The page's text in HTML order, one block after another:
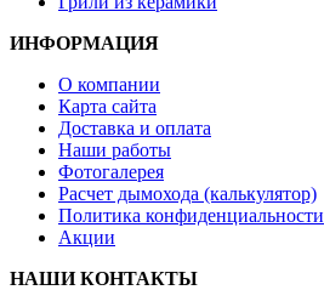
ИНФОРМАЦИЯ
О компании
Карта сайта
Доставка и оплата
Наши работы
Фотогалерея
Расчет дымохода (калькулятор)
Политика конфиденциальности
Акции
НАШИ КОНТАКТЫ